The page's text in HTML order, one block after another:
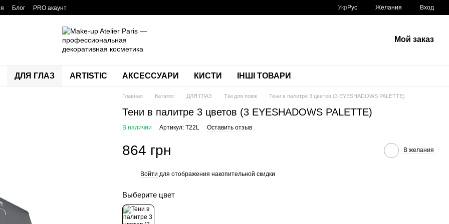
Блог PRO акаунт Укр Рус Желания Вход
Мой заказ
ДЛЯ ГЛАЗ ARTISTIC АКСЕССУАРИ КИСТИ ІНШІ ТОВАРИ
Главная Каталог ДЛЯ ГЛАЗ Тіні для повік Тени в палитре 3 цветов (3 EYESHADOWS PALETTE)
Тени в палитре 3 цветов (3 EYESHADOWS PALETTE)
В наличии Артикул: T22L Оставить отзыв
864 грн В желания
Войти для отображения накопительной скидки
Выберите цвет